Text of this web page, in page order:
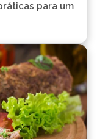
para um